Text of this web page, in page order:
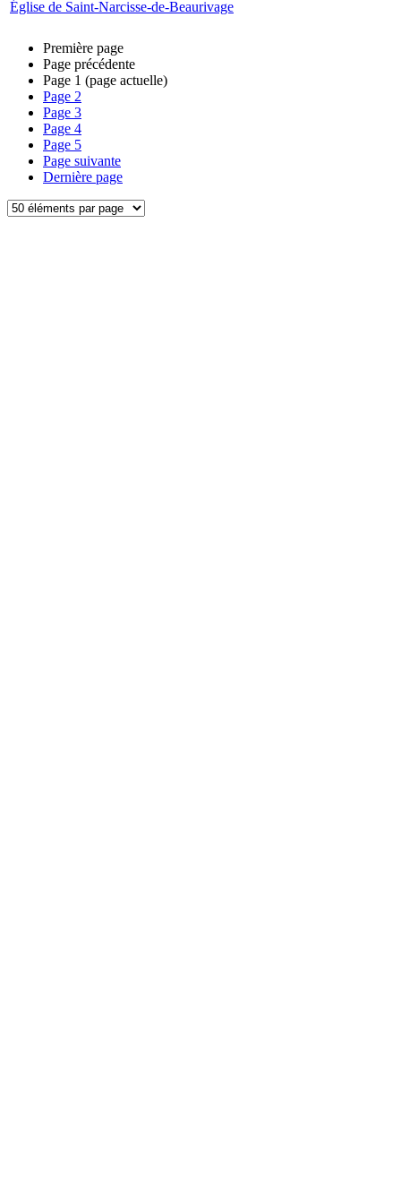
Église de Saint-Narcisse-de-Beaurivage
Première page
Page précédente
Page 1 (page actuelle)
Page 2
Page 3
Page 4
Page 5
Page suivante
Dernière page